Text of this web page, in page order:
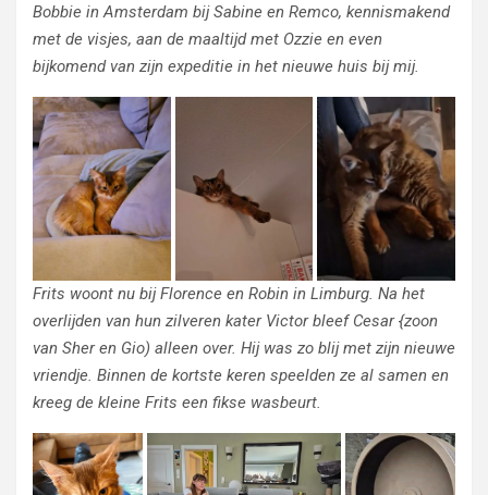
Bobbie in Amsterdam bij Sabine en Remco, kennismakend
met de visjes, aan de maaltijd met Ozzie en even
bijkomend van zijn expeditie in het nieuwe huis bij mij.
Frits woont nu bij Florence en Robin in Limburg. Na het
overlijden van hun zilveren kater Victor bleef Cesar {zoon
van Sher en Gio) alleen over. Hij was zo blij met zijn nieuwe
vriendje. Binnen de kortste keren speelden ze al samen en
kreeg de kleine Frits een fikse wasbeurt.